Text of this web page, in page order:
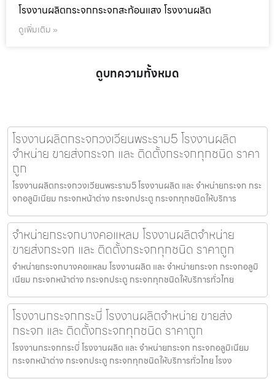
โรงงานผลิตกระจกกระจกสะท้อนแสง โรงงานผลิต
ดูเพิ่มเติม »
ดูบทความทั้งหมด
โรงงานผลิตกระจกวงเวียนพระราม5 โรงงานผลิต
จำหน่าย ขายส่งกระจก และ ติดตั้งกระจกทุกชนิด ราคา
ถูก
โรงงานผลิตกระจกวงเวียนพระราม5 โรงงานผลิต และ จำหน่ายกระจก กระ
จกอลูมิเนียม กระจกหน้าต่าง กระจกประตู กระจกทุกชนิดให้บริการ
จำหน่ายกระจกบางคอแหลม โรงงานผลิตจำหน่าย
ขายส่งกระจก และ ติดตั้งกระจกทุกชนิด ราคาถูก
จำหน่ายกระจกบางคอแหลม โรงงานผลิต และ จำหน่ายกระจก กระจกอลูมิ
เนียม กระจกหน้าต่าง กระจกประตู กระจกทุกชนิดให้บริการทั่วไทย
โรงงานกระจกกระบี่ โรงงานผลิตจำหน่าย ขายส่ง
กระจก และ ติดตั้งกระจกทุกชนิด ราคาถูก
โรงงานกระจกกระบี่ โรงงานผลิต และ จำหน่ายกระจก กระจกอลูมิเนียม
กระจกหน้าต่าง กระจกประตู กระจกทุกชนิดให้บริการทั่วไทย โรงง